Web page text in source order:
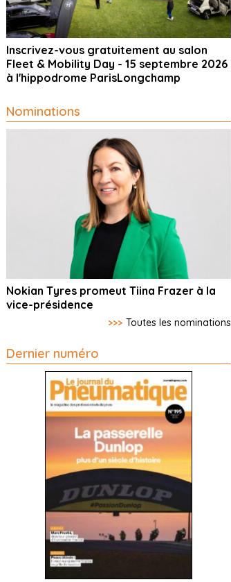
Inscrivez-vous gratuitement au salon
Fleet & Mobility Day - 15 septembre 2026
à l'hippodrome ParisLongchamp
Nominations
Nokian Tyres promeut Tiina Frazer à la
vice-présidence
>>> Toutes les nominations
Dernier numéro